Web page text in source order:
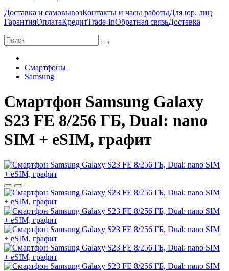
Доставка и самовывозКонтакты и часы работыДля юр. лиц
ГарантияОплатаКредитTrade-InОбратная связьДоставка
Смартфоны
Samsung
Смартфон Samsung Galaxy
S23 FE 8/256 ГБ, Dual: nano
SIM + eSIM, графит